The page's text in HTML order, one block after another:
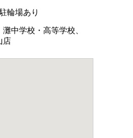
輪場あり
中学校・高等学校、
店